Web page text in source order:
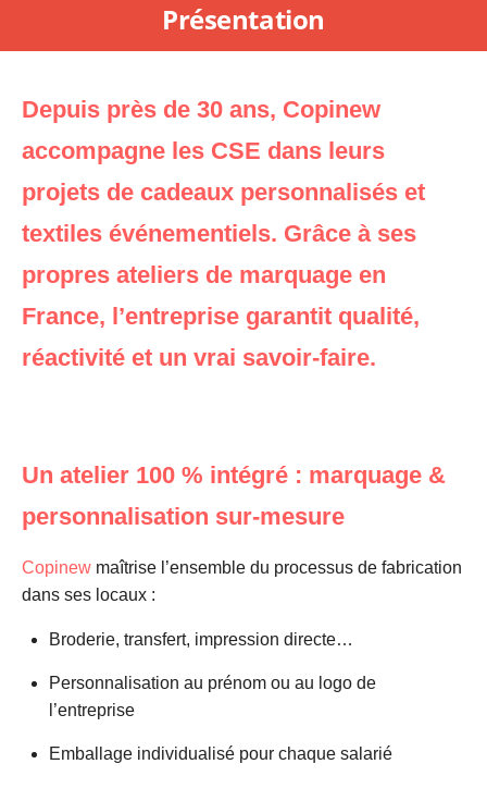
Présentation
Depuis près de 30 ans, Copinew
accompagne les CSE dans leurs
projets de cadeaux personnalisés et
textiles événementiels. Grâce à ses
propres ateliers de marquage en
France, l’entreprise garantit qualité,
réactivité et un vrai savoir-faire.
Un atelier 100 % intégré : marquage &
personnalisation sur-mesure
Copinew maîtrise l’ensemble du processus de fabrication
dans ses locaux :
Broderie, transfert, impression directe…
Personnalisation au prénom ou au logo de
l’entreprise
Emballage individualisé pour chaque salarié